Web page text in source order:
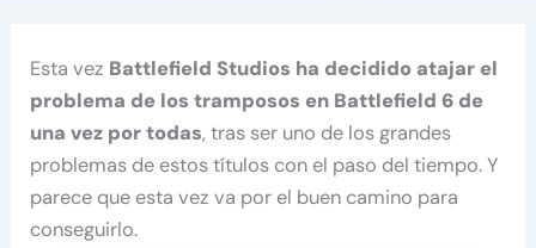
Esta vez Battlefield Studios ha decidido atajar el
problema de los tramposos en Battlefield 6 de
una vez por todas, tras ser uno de los grandes
problemas de estos títulos con el paso del tiempo. Y
parece que esta vez va por el buen camino para
conseguirlo.